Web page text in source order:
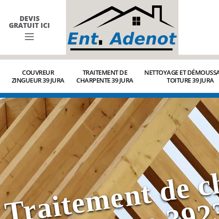
DEVIS
GRATUIT ICI
COUVREUR
ZINGUEUR 39 JURA
TRAITEMENT DE
CHARPENTE 39 JURA
NETTOYAGE ET
TOITURE 39 JURA